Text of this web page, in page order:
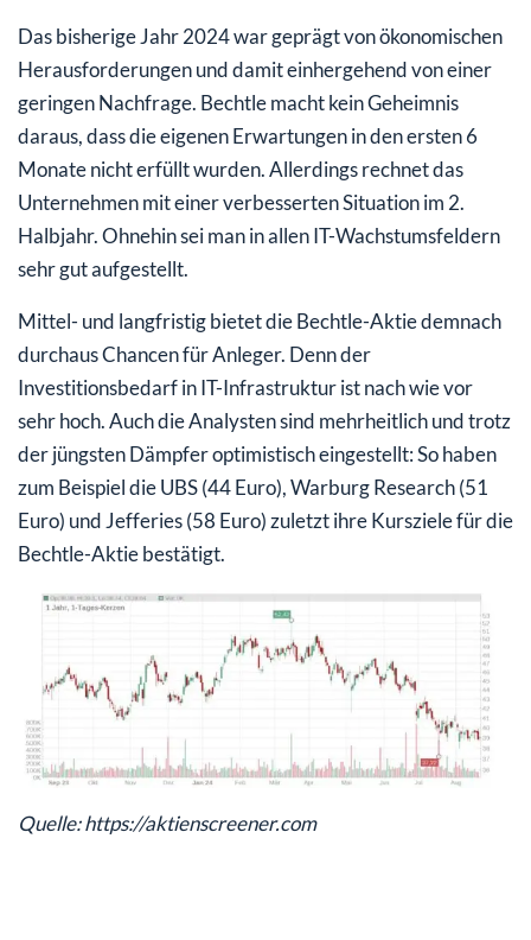
Das bisherige Jahr 2024 war geprägt von ökonomischen
Herausforderungen und damit einhergehend von einer
geringen Nachfrage. Bechtle macht kein Geheimnis
daraus, dass die eigenen Erwartungen in den ersten 6
Monate nicht erfüllt wurden. Allerdings rechnet das
Unternehmen mit einer verbesserten Situation im 2.
Halbjahr. Ohnehin sei man in allen IT-Wachstumsfeldern
sehr gut aufgestellt.
Mittel- und langfristig bietet die Bechtle-Aktie demnach
durchaus Chancen für Anleger. Denn der
Investitionsbedarf in IT-Infrastruktur ist nach wie vor
sehr hoch. Auch die Analysten sind mehrheitlich und trotz
der jüngsten Dämpfer optimistisch eingestellt: So haben
zum Beispiel die UBS (44 Euro), Warburg Research (51
Euro) und Jefferies (58 Euro) zuletzt ihre Kursziele für die
Bechtle-Aktie bestätigt.
Quelle: https://aktienscreener.com